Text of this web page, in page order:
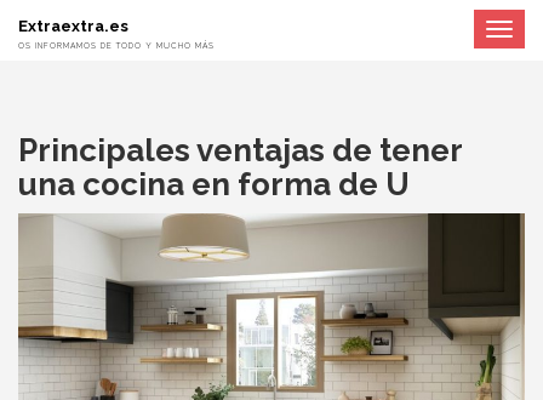
Toggle
Extraextra.es
OS INFORMAMOS DE TODO Y MUCHO MÁS
Principales ventajas de tener
una cocina en forma de U